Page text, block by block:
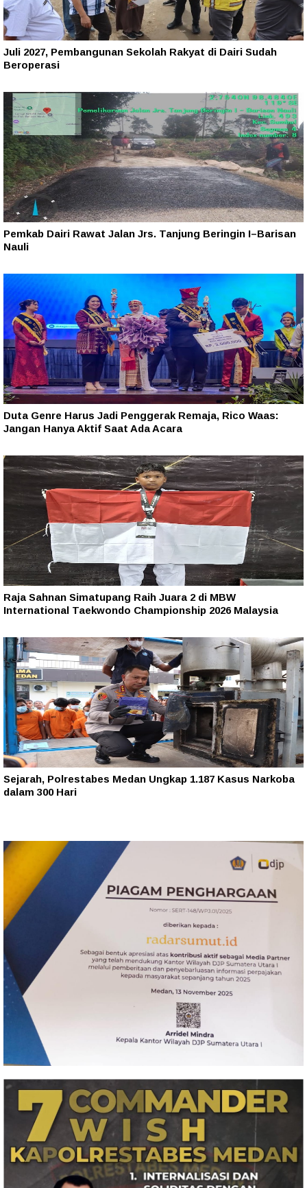
Juli 2027, Pembangunan Sekolah Rakyat di Dairi Sudah
Beroperasi
Pemkab Dairi Rawat Jalan Jrs. Tanjung Beringin I–Barisan
Nauli
Duta Genre Harus Jadi Penggerak Remaja, Rico Waas:
Jangan Hanya Aktif Saat Ada Acara
Raja Sahnan Simatupang Raih Juara 2 di MBW
International Taekwondo Championship 2026 Malaysia
Sejarah, Polrestabes Medan Ungkap 1.187 Kasus Narkoba
dalam 300 Hari